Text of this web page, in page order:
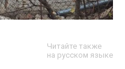
Читайте также
на русском языке